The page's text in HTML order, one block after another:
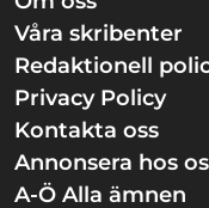
Våra skribenter
Redaktionell
Privacy Policy
Kontakta oss
Annonsera hos
A-Ö Alla ämnen